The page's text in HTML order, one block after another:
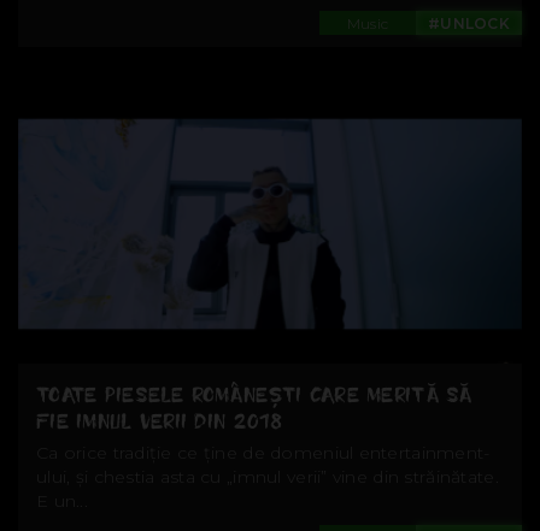
#UNLOCK
Music
TOATE PIESELE ROMÂNEȘTI CARE MERITĂ SĂ
FIE IMNUL VERII DIN 2018
Ca orice tradiție ce ține de domeniul entertainment-
ului, și chestia asta cu „imnul verii” vine din străinătate.